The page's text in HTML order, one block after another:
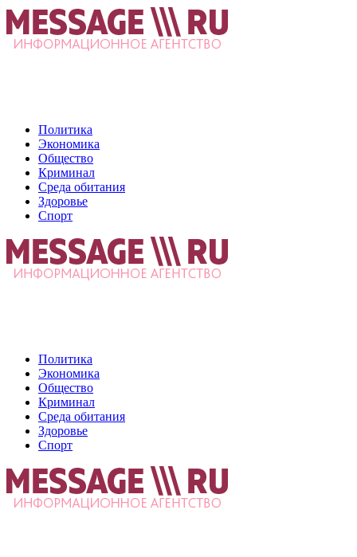
Политика
Экономика
Общество
Криминал
Среда обитания
Здоровье
Спорт
Политика
Экономика
Общество
Криминал
Среда обитания
Здоровье
Спорт